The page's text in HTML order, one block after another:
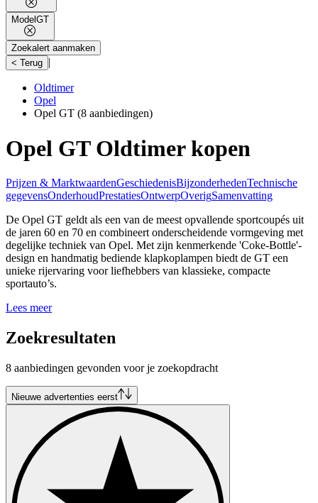
Model GT
Zoekalert aanmaken
< Terug |
Oldtimer
Opel
Opel GT (8 aanbiedingen)
Opel GT Oldtimer kopen
Prijzen & MarktwaardenGeschiedenisBijzonderhedenTechnische
gegevensOnderhoudPrestatiesOntwerpOverigSamenvatting
De Opel GT geldt als een van de meest opvallende sportcoupés uit
de jaren 60 en 70 en combineert onderscheidende vormgeving met
degelijke techniek van Opel. Met zijn kenmerkende 'Coke-Bottle'-
design en handmatig bediende klapkoplampen biedt de GT een
unieke rijervaring voor liefhebbers van klassieke, compacte
sportauto’s.
Lees meer
Zoekresultaten
8 aanbiedingen gevonden voor je zoekopdracht
Nieuwe advertenties eerst